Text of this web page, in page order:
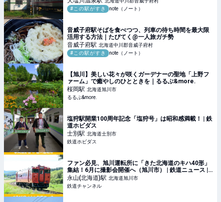
#この駅がすき
note（ノート）
音威子府駅そばを食べつつ、列車の待ち時間を最大限
活用する方法｜たびてく@一人旅ガチ勢
音威子府駅 北海道中川郡音威子府村
#この駅がすき
note（ノート）
【旭川】美しい花々が咲くガーデナーの聖地「上野フ
ァーム」で癒やしのひとときを｜るるぶ&more.
桜岡駅 北海道旭川市
るるぶ&more.
塩狩駅開業100周年記念「塩狩号」は昭和感満載！ | 鉄
道ホビダス
士別駅 北海道士別市
鉄道ホビダス
ファン必見、旭川運転所に「きた北海道のキハ40形」
集結！6月に撮影会開催へ（旭川市） | 鉄道ニュース |
鉄道チャンネル
永山(北海道)駅 北海道旭川市
鉄道チャンネル